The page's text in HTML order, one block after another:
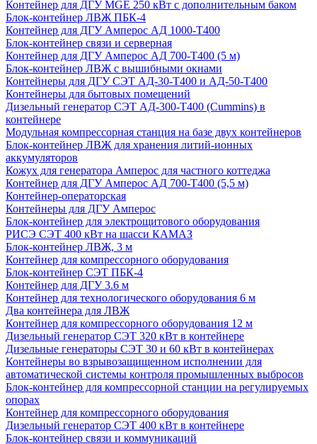
Контейнер для ДГУ MGE 250 кВт с дополнительным баком
Блок-контейнер ЛВЖ ПБК-4
Контейнер для ДГУ Амперос АД 1000-Т400
Блок-контейнер связи и серверная
Контейнер для ДГУ Амперос АД 700-Т400 (5 м)
Блок-контейнер ЛВЖ с вышибными окнами
Контейнеры для ДГУ СЭТ АД-30-Т400 и АД-50-Т400
Контейнеры для бытовых помещений
Дизельный генератор СЭТ АД-300-Т400 (Cummins) в
контейнере
Модульная компрессорная станция на базе двух контейнеров
Блок-контейнер ЛВЖ для хранения литий-ионных
аккумуляторов
Кожух для генератора Амперос для частного коттеджа
Контейнер для ДГУ Амперос АД 700-Т400 (5,5 м)
Контейнер-операторская
Контейнеры для ДГУ Амперос
Блок-контейнер для электрощитового оборудования
РИСЭ СЭТ 400 кВт на шасси КАМАЗ
Блок-контейнер ЛВЖ, 3 м
Контейнер для компрессорного оборудования
Блок-контейнер СЭТ ПБК-4
Контейнер для ДГУ 3.6 м
Контейнер для технологического оборудования 6 м
Два контейнера для ЛВЖ
Контейнер для компрессорного оборудования 12 м
Дизельный генератор СЭТ 320 кВт в контейнере
Дизельные генераторы СЭТ 30 и 60 кВт в контейнерах
Контейнеры во взрывозащищенном исполнении для
автоматической системы контроля промышленных выбросов
Блок-контейнер для компрессорной станции на регулируемых
опорах
Контейнер для компрессорного оборудования
Дизельный генератор СЭТ 400 кВт в контейнере
Блок-контейнер связи и коммуникаций